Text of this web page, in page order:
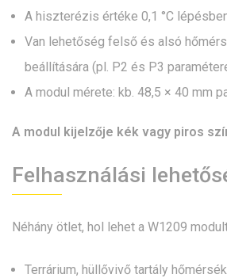
A hiszterézis értéke 0,1 °C
Van lehetőség felső és alsó
beállítására (pl. P2 és P3
A modul mérete: kb. 48,5 × 40 mm
A modul kijelzője kék vagy piros
Felhasználási
Néhány ötlet, hol lehet a W1209
Terrárium, hüllővivő tartály